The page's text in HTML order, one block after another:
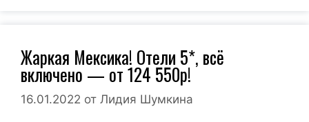
Жаркая Мексика! Отели 5*, всё
включено — от 124 550р!
16.01.2022 от Лидия Шумкина